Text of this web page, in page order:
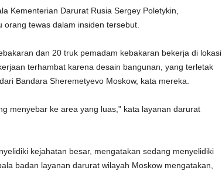
Kementerian Darurat Rusia Sergey Poletykin,
tewas dalam insiden tersebut.
dan 20 truk pemadam kebakaran bekerja di lokasi
terhambat karena desain bangunan, yang terletak
Bandara Sheremetyevo Moskow, kata mereka.
menyebar ke area yang luas," kata layanan darurat
kejahatan besar, mengatakan sedang menyelidiki
badan layanan darurat wilayah Moskow mengatakan,